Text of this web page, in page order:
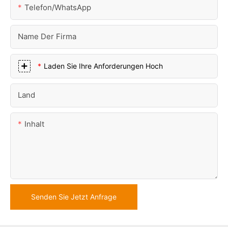
Telefon/WhatsApp
Name Der Firma
Laden Sie Ihre Anforderungen Hoch
Land
Inhalt
Senden Sie Jetzt Anfrage